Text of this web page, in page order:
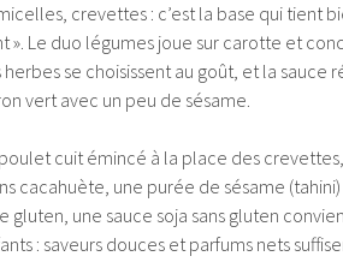
crevettes : c’est la base qui tient
». Le duo légumes joue sur carotte et
se choisissent au goût, et la sauce
vert avec un peu de sésame.
cuit émincé à la place des
cacahuète, une purée de sésame
gluten, une sauce soja sans gluten
: saveurs douces et parfums nets